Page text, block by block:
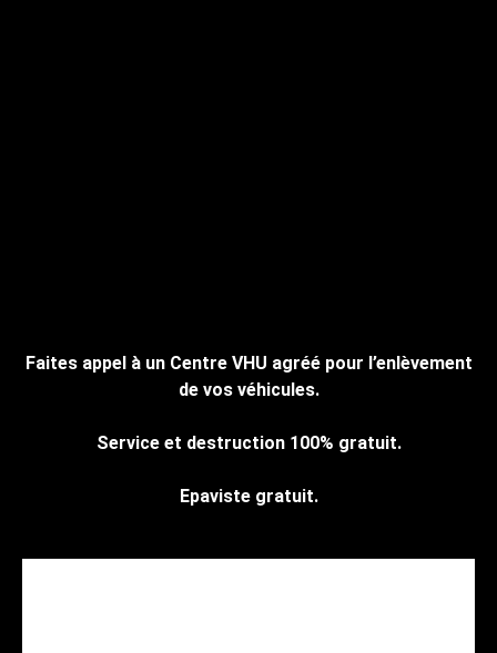
Faites appel à un Centre VHU agréé pour l’enlèvement
de vos véhicules.
Service et destruction 100% gratuit.
Epaviste gratuit.